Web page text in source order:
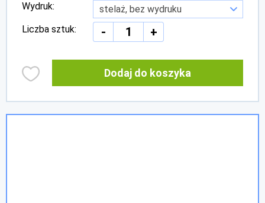
Wydruk:
Liczba sztuk: - +
Dodaj do koszyka